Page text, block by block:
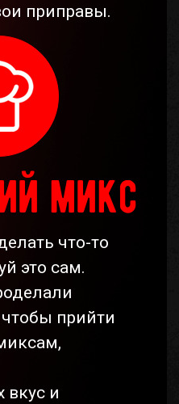
приправы.
микс
что-то
это сам.
прийти
и